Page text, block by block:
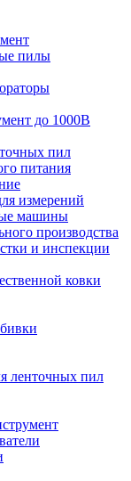
пилы
до 1000В
пил
питания
измерений
машины
производства
и инспекции
ковки
ленточных пил